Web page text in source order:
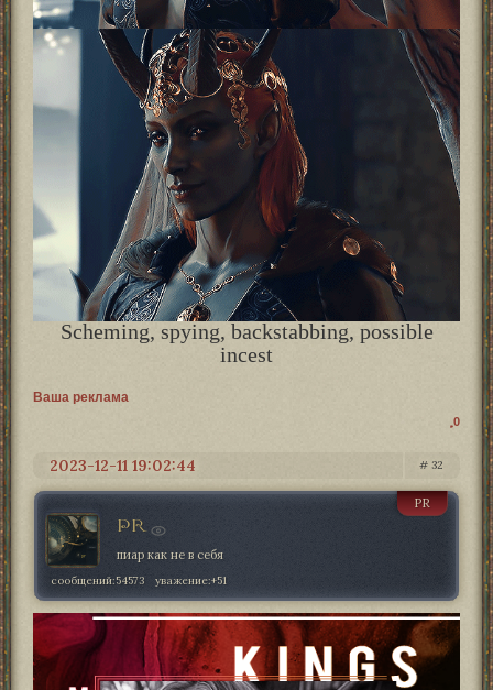
Scheming, spying, backstabbing, possible
incest
Ваша реклама
0
32
2023-12-11 19:02:44
PR
PR
пиар как не в себя
сообщений:54573 уважение:+51